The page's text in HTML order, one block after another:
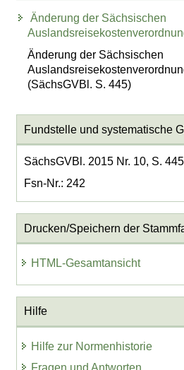
Änderung der Sächsischen
Änderung der Sächsischen
(SächsGVBl. S. 445)
Fundstelle und systematische
SächsGVBl. 2015 Nr. 10, S. 445
Fsn-Nr.: 242
Drucken/Speichern der
HTML-Gesamtansicht
Hilfe
Hilfe zur Normenhistorie